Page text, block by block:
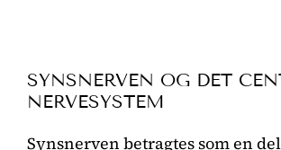
SYNSNERVEN OG DET
NERVESYSTEM
Synsnerven betragtes som en